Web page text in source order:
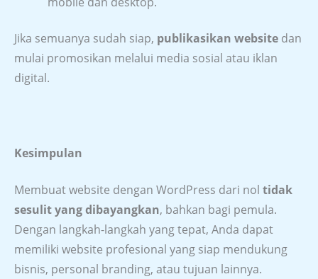
Jika semuanya sudah siap, publikasikan website dan
mulai promosikan melalui media sosial atau iklan
digital.
Kesimpulan
Membuat website dengan WordPress dari nol tidak
sesulit yang dibayangkan, bahkan bagi pemula.
Dengan langkah-langkah yang tepat, Anda dapat
memiliki website profesional yang siap mendukung
bisnis, personal branding, atau tujuan lainnya.